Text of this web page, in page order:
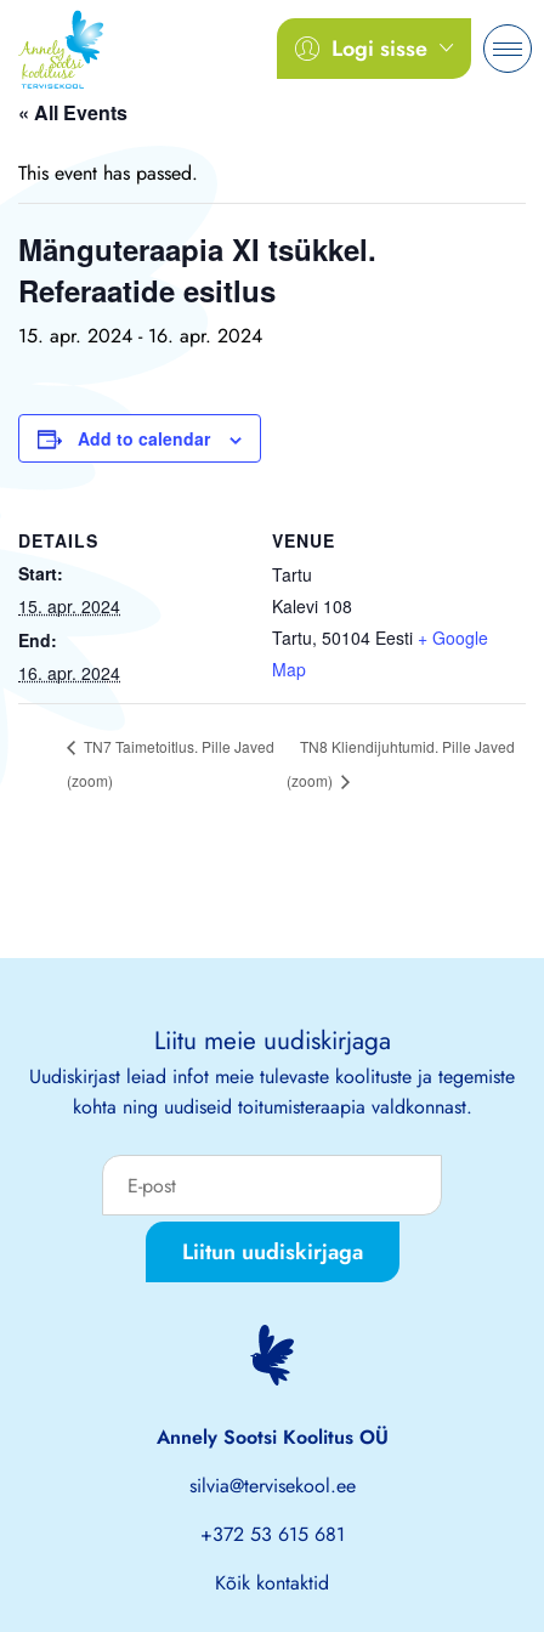
Logi sisse
« All Events
This event has passed.
Mänguteraapia XI tsükkel.
Referaatide esitlus
15. apr. 2024 - 16. apr. 2024
Add to calendar
DETAILS
Start:
15. apr. 2024
End:
16. apr. 2024
VENUE
Tartu
Kalevi 108
Tartu, 50104 Eesti + Google
Map
TN7 Taimetoitlus. Pille Javed
(zoom)
TN8 Kliendijuhtumid. Pille Javed
(zoom)
Liitu meie uudiskirjaga
Uudiskirjast leiad infot meie tulevaste koolituste ja tegemiste
kohta ning uudiseid toitumisteraapia valdkonnast.
Liitun uudiskirjaga
Annely Sootsi Koolitus OÜ
silvia@tervisekool.ee
+372 53 615 681
Kõik kontaktid